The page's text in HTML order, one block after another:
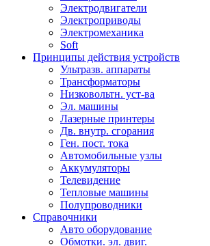
Электродвигатели
Электроприводы
Электромеханика
Soft
Принципы действия устройств
Ультразв. аппараты
Трансформаторы
Низковольтн. уст-ва
Эл. машины
Лазерные принтеры
Дв. внутр. сгорания
Ген. пост. тока
Автомобильные узлы
Аккумуляторы
Телевидение
Тепловые машины
Полупроводники
Справочники
Авто оборудование
Обмотки. эл. двиг.